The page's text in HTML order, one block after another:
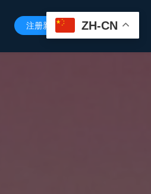
注册新用户 
ZH-CN